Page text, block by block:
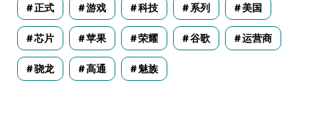
正式 游戏 科技 系列 美国
芯片 苹果 荣耀 谷歌 运营商
骁龙 高通 魅族